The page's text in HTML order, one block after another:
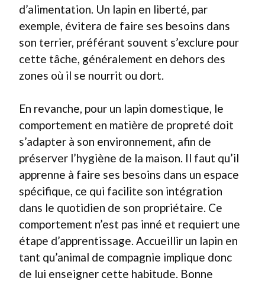
d’alimentation. Un lapin en liberté, par
exemple, évitera de faire ses besoins dans
son terrier, préférant souvent s’exclure pour
cette tâche, généralement en dehors des
zones où il se nourrit ou dort.
En revanche, pour un lapin domestique, le
comportement en matière de propreté doit
s’adapter à son environnement, afin de
préserver l’hygiène de la maison. Il faut qu’il
apprenne à faire ses besoins dans un espace
spécifique, ce qui facilite son intégration
dans le quotidien de son propriétaire. Ce
comportement n’est pas inné et requiert une
étape d’apprentissage. Accueillir un lapin en
tant qu’animal de compagnie implique donc
de lui enseigner cette habitude. Bonne